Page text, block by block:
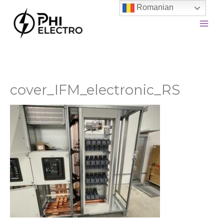
content
cover_IFM_electronic_RS
Romanian